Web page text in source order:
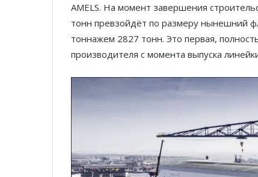
AMELS. На момент завершения
тонн превзойдёт по размеру нынешний
тоннажем 2827 тонн. Это первая,
производителя с момента выпуска